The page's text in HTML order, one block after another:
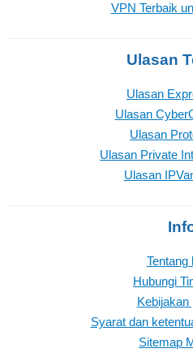
VPN Terbaik
Ulasan
Ulasan
Ulasan
Ulasan
Ulasan Private
Ulasan
Tentang
Hubungi
Kebijakan
Syarat dan
Sitemap